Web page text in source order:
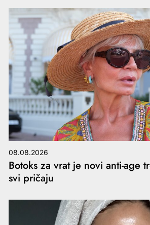
08.08.2026
Botoks za vrat je novi anti-age
svi pričaju